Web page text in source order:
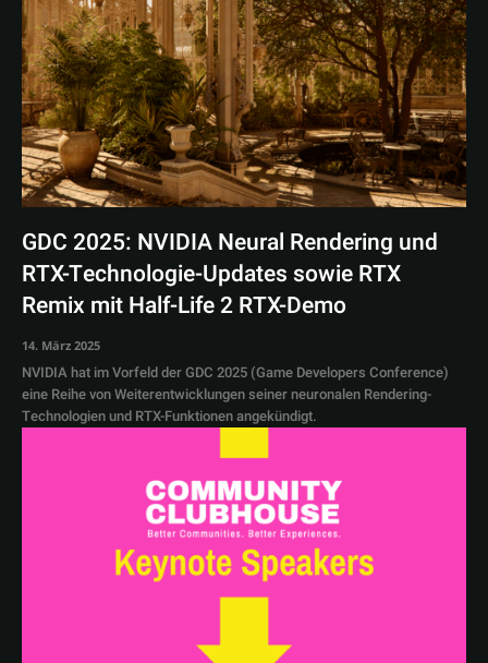
GDC 2025: NVIDIA Neural Rendering und
RTX-Technologie-Updates sowie RTX
Remix mit Half-Life 2 RTX-Demo
14. März 2025
NVIDIA hat im Vorfeld der GDC 2025 (Game Developers Conference)
eine Reihe von Weiterentwicklungen seiner neuronalen Rendering-
Technologien und RTX-Funktionen angekündigt.